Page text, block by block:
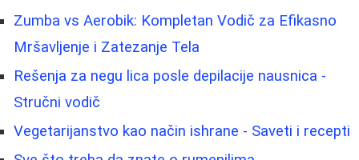
Zumba vs Aerobik: Kompletan Vodič za Efikasno
Mršavljenje i Zatezanje Tela
Rešenja za negu lica posle depilacije nausnica -
Stručni vodič
Vegetarijanstvo kao način ishrane - Saveti i recepti